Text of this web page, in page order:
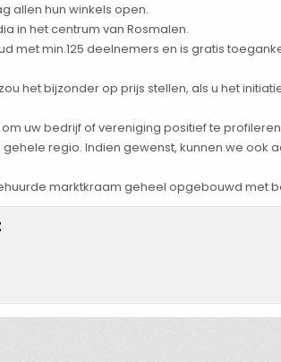
allen hun winkels open.
in het centrum van Rosmalen.
min.125 deelnemers en is gratis
het bijzonder op prijs stellen, als u het
uw bedrijf of vereniging positief te
regio. Indien gewenst, kunnen we
marktkraam geheel opgebouwd met